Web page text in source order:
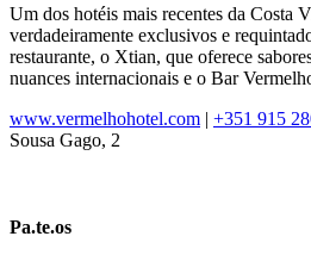
Um dos hotéis mais recentes da Costa
verdadeiramente exclusivos e
restaurante, o Xtian, que oferece
nuances internacionais e o Bar
www.vermelhohotel.com | +351 915
Sousa Gago, 2
Pa.te.os